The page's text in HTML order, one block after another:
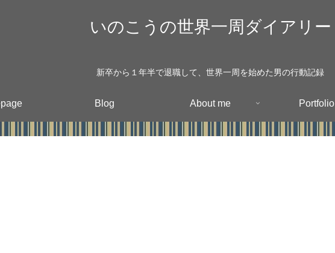
いのこうの世界一周ダイアリー
新卒から１年半で退職して、世界一周を始めた男の行動記録
Blog About me Portfolio